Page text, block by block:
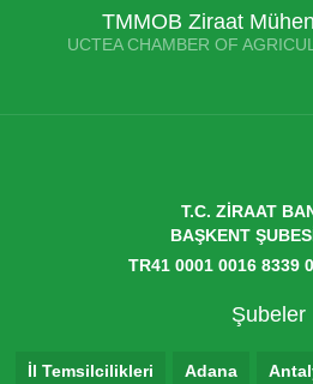
TMMOB Ziraat
UCTEA CHAMBER OF
T.C. ZİRAAT
BAŞKENT
TR41 0001 0016 8339
Şubeler
İl Temsilcilikleri Adana